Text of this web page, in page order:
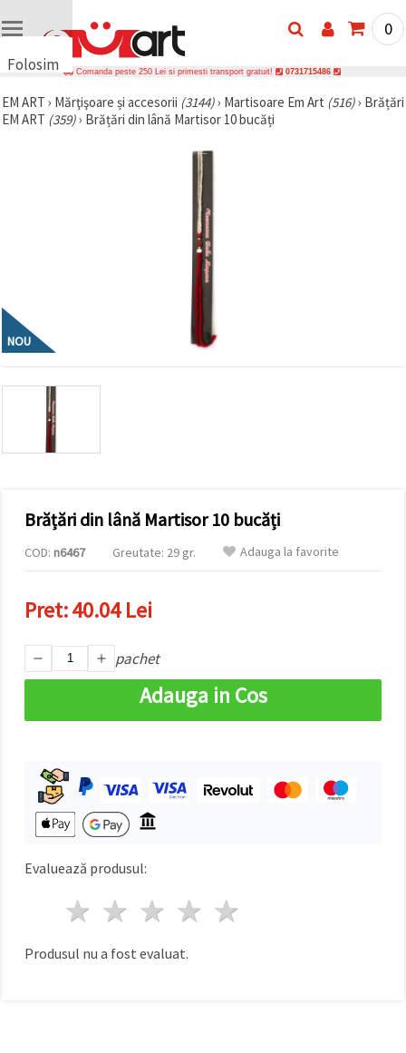
Folosim
uri
🍪 Folosim
și, cu
acordul
dumneavoastră,
traficul și a
conținut și
reclame
noștri de
marketing.
Puteți fi de
utilizați
toate
urile făcând
clic pe
"acceptati
indicați
un tip de
cookie -uri
făcând clic
pe butonul
Setări
0
Comanda peste 250 Lei si primesti transport gratuit! 0731715486
EM ART › Mărţişoare și accesorii (3144)› Martisoare Em Art (516)› Brățări
EM ART (359)› Brățări din lână Martisor 10 bucăți
NOU
Brățări din lână Martisor 10 bucăți
COD: n6467 Greutate: 29 gr. Adauga la favorite
Pret:40.04 Lei
pachet
Adauga in Cos
Evaluează produsul:
4 stele
3 stele
2 stele
1 stea
Produsul nu a fost evaluat.